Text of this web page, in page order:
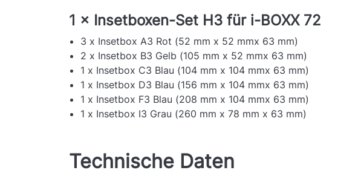
1 × Insetboxen-Set H3 für i-BOXX 72
3 x Insetbox A3 Rot (52 mm x 52 mmx 63 mm)
2 x Insetbox B3 Gelb (105 mm x 52 mmx 63 mm)
1 x Insetbox C3 Blau (104 mm x 104 mmx 63 mm)
1 x Insetbox D3 Blau (156 mm x 104 mmx 63 mm)
1 x Insetbox F3 Blau (208 mm x 104 mmx 63 mm)
1 x Insetbox I3 Grau (260 mm x 78 mm x 63 mm)
Technische Daten